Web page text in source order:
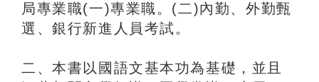
局專業職(一)專業職。(二)內勤、外勤甄
選、銀行新進人員考試。
二、本書以國語文基本功為基礎，並且